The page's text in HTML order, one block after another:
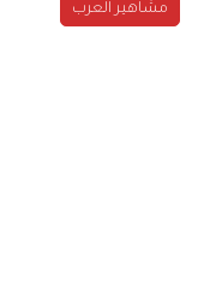
مشاهير العرب